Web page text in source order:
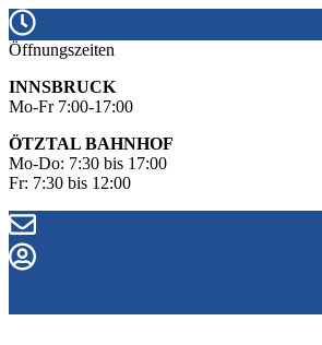
Öffnungszeiten
INNSBRUCK
Mo-Fr 7:00-17:00
ÖTZTAL BAHNHOF
Mo-Do: 7:30 bis 17:00
Fr: 7:30 bis 12:00